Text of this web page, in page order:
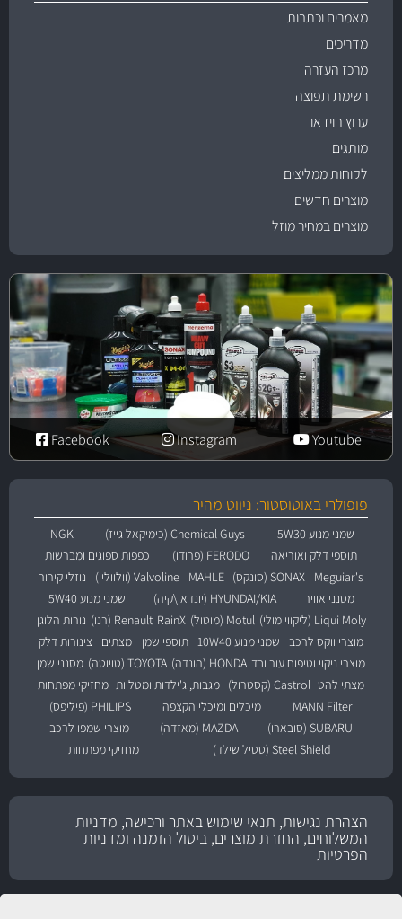
מאמרים וכתבות
מדריכים
מרכז העזרה
רשימת תפוצה
ערוץ הוידאו
מותגים
לקוחות ממליצים
מוצרים חדשים
מוצרים במחיר מוזל
Youtube
Instagram
Facebook
פופולרי באוטוסטור: ניווט מהיר
שמני מנוע 5W30 Chemical Guys (כימיקאל גייז)
NGK
תוספי דלק ואוריאה
FERODO (פרודו)
כפפות ספוגים ומברשות
Meguiar's
SONAX (סונקס) MAHLE Valvoline (וולוולין)
נוזלי קירור
מסנני אוויר
HYUNDAI/KIA (יונדאי\קיה)
שמני מנוע 5W40
Liqui Moly (ליקווי מולי)
Motul (מוטול) RainX Renault (רנו)
נורות הלוגן
מוצרי ווקס לרכב
שמני מנוע 10W40 תוספי שמן מצתים
צינורות דלק
מוצרי ניקוי וטיפוח עור ובד HONDA (הונדה) TOYOTA (טויוטה)
מסנני שמן
מצתי להט Castrol (קסטרול) מגבות, ג'ילדות ומטליות מחזיקי מפתחות
MANN Filter
מיכלים ומיכלי הקצפה
PHILIPS (פיליפס)
SUBARU (סובארו)
MAZDA (מאזדה)
מוצרי שמפו לרכב
Steel Shield (סטיל שילד)
מחזיקי מפתחות
הצהרת נגישות, תנאי שימוש באתר ורכישה, מדניות
המשלוחים, החזרת מוצרים, ביטול הזמנה ומדניות
הפרטיות